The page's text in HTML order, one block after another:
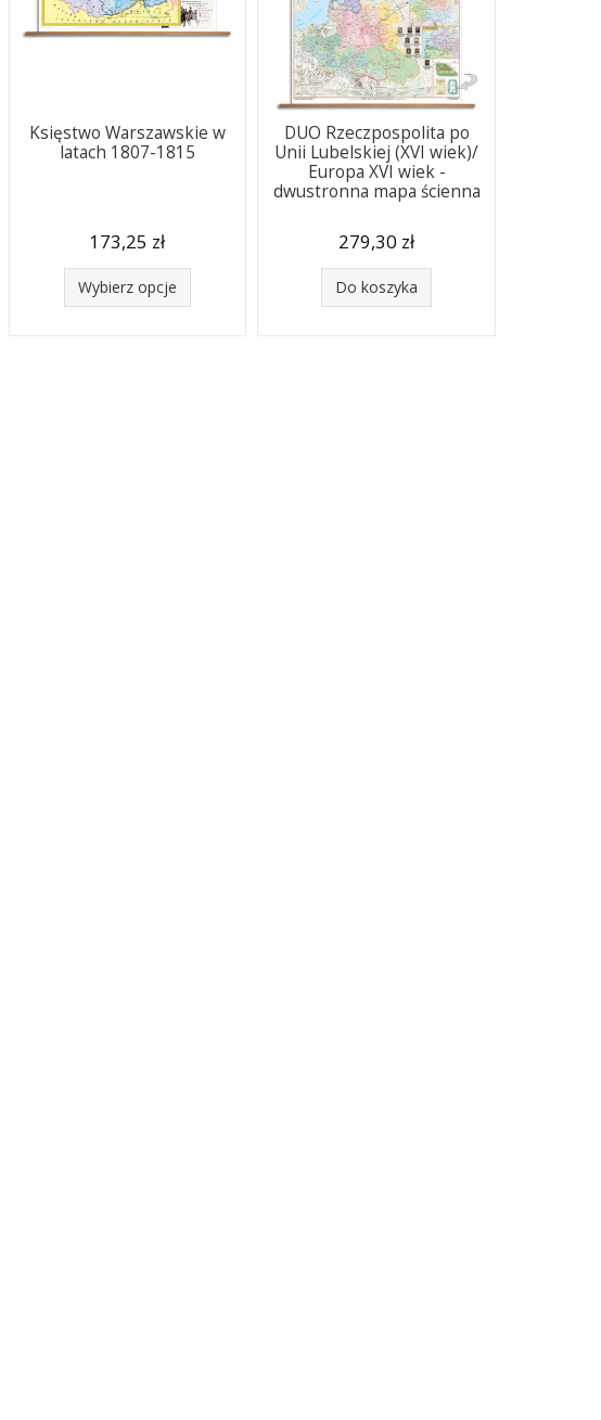
Księstwo Warszawskie w
latach 1807-1815
173,25 zł
Wybierz opcje
DUO Rzeczpospolita po
Unii Lubelskiej (XVI wiek)/
Europa XVI wiek -
dwustronna mapa ścienna
279,30 zł
Do koszyka